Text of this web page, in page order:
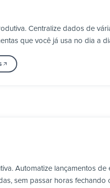
Centralize dados de
que você já usa no dia a
Automatize lançamentos de
sem passar horas fechando